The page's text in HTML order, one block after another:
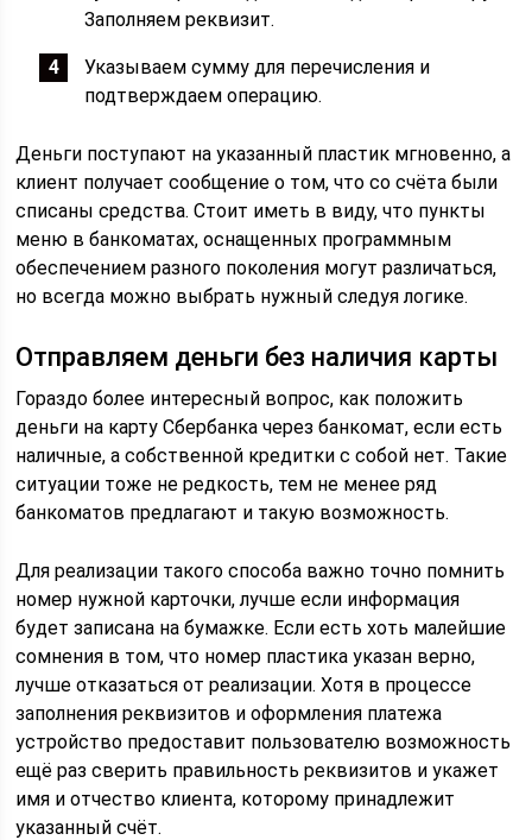
Заполняем реквизит.
Указываем сумму для перечисления и
подтверждаем операцию.
Деньги поступают на указанный пластик мгновенно, а
клиент получает сообщение о том, что со счёта были
списаны средства. Стоит иметь в виду, что пункты
меню в банкоматах, оснащенных программным
обеспечением разного поколения могут различаться,
но всегда можно выбрать нужный следуя логике.
Отправляем деньги без наличия карты
Гораздо более интересный вопрос, как положить
деньги на карту Сбербанка через банкомат, если есть
наличные, а собственной кредитки с собой нет. Такие
ситуации тоже не редкость, тем не менее ряд
банкоматов предлагают и такую возможность.
Для реализации такого способа важно точно помнить
номер нужной карточки, лучше если информация
будет записана на бумажке. Если есть хоть малейшие
сомнения в том, что номер пластика указан верно,
лучше отказаться от реализации. Хотя в процессе
заполнения реквизитов и оформления платежа
устройство предоставит пользователю возможность
ещё раз сверить правильность реквизитов и укажет
имя и отчество клиента, которому принадлежит
указанный счёт.